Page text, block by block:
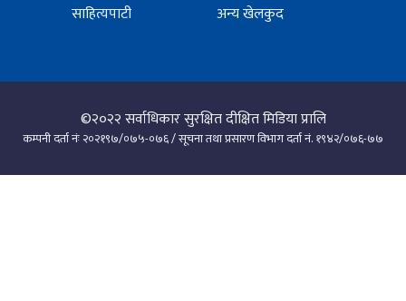
साहित्यपाटी
अन्य खेलकुद
©२०२२सर्वाधिकार सुरक्षित दीक्षित मिडिया प्रालि
कम्पनी दर्ता नंः २०२१९७/०७५-०७६ / सूचना तथा प्रसारण विभाग दर्ता नं. १९४२/०७६-७७